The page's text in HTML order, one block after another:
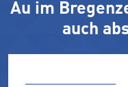
Au im
auch